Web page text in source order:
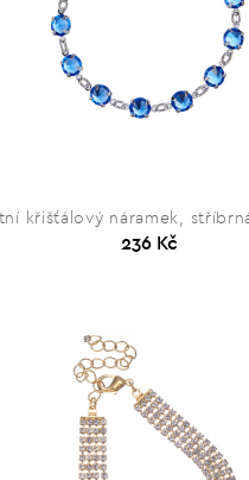
křišťálový náramek,
236 Kč